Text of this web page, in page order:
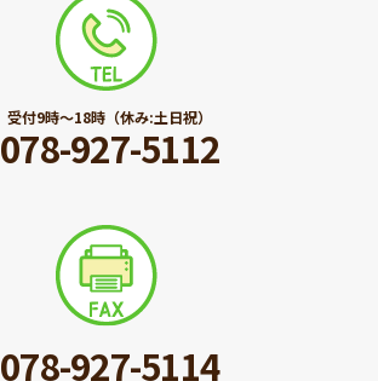
受付9時〜18時（休み:土日祝）
078-927-5112
078-927-5114